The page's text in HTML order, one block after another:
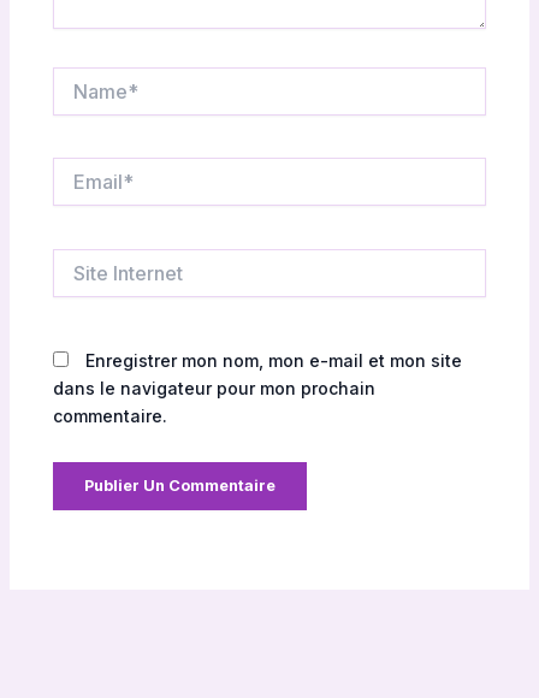
Internet
Enregistrer mon nom, mon e-mail et mon site
dans le navigateur pour mon prochain
commentaire.